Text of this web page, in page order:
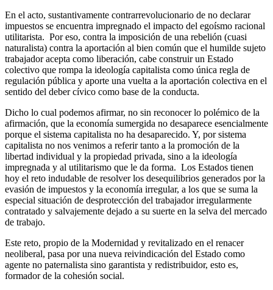
En el acto, sustantivamente contrarrevolucionario de no declarar
impuestos se encuentra impregnado el impacto del egoísmo racional
utilitarista. Por eso, contra la imposición de una rebelión (cuasi
naturalista) contra la aportación al bien común que el humilde sujeto
trabajador acepta como liberación, cabe construir un Estado
colectivo que rompa la ideología capitalista como única regla de
regulación pública y aporte una vuelta a la aportación colectiva en el
sentido del deber cívico como base de la conducta.
Dicho lo cual podemos afirmar, no sin reconocer lo polémico de la
afirmación, que la economía sumergida no desaparece esencialmente
porque el sistema capitalista no ha desaparecido. Y, por sistema
capitalista no nos venimos a referir tanto a la promoción de la
libertad individual y la propiedad privada, sino a la ideología
impregnada y al utilitarismo que le da forma. Los Estados tienen
hoy el reto indudable de resolver los desequilibrios generados por la
evasión de impuestos y la economía irregular, a los que se suma la
especial situación de desprotección del trabajador irregularmente
contratado y salvajemente dejado a su suerte en la selva del mercado
de trabajo.
Este reto, propio de la Modernidad y revitalizado en el renacer
neoliberal, pasa por una nueva reivindicación del Estado como
agente no paternalista sino garantista y redistribuidor, esto es,
formador de la cohesión social.